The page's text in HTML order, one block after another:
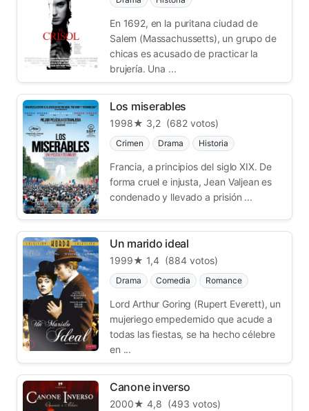
En 1692, en la puritana ciudad de
Salem (Massachussetts), un grupo de
chicas es acusado de practicar la
brujería. Una ...
Los miserables
1998★ 3,2 (682 votos)
Crimen Drama Historia
Francia, a principios del siglo XIX. De
forma cruel e injusta, Jean Valjean es
condenado y llevado a prisión ...
Un marido ideal
1999★ 1,4 (884 votos)
Drama Comedia Romance
Lord Arthur Goring (Rupert Everett), un
mujeriego empedernido que acude a
todas las fiestas, se ha hecho célebre
en ...
Canone inverso
2000★ 4,8 (493 votos)